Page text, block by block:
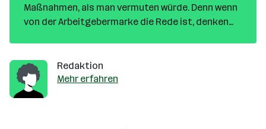
Maßnahmen, als man vermuten würde. Denn wenn
von der Arbeitgebermarke die Rede ist, denken
hocheffektive Alternativen, die jedes
Unternehmen (fast) völlig kostenlos nützen kann.
Redaktion
Mehr erfahren